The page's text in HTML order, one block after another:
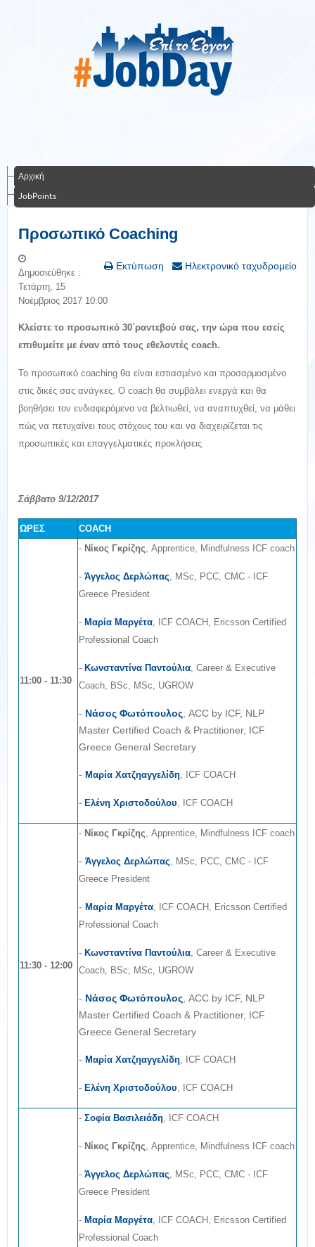
Αρχική
JobPoints
Προσωπικό Coaching
Εκτύπωση Ηλεκτρονικό ταχυδρομείο
Δημοσιεύθηκε :
Τετάρτη, 15
Νοέμβριος 2017 10:00
Κλείστε το προσωπικό 30΄ραντεβού σας, την ώρα που εσείς
επιθυμείτε με έναν από τους εθελοντές coach.
Το προσωπικό coaching θα είναι εστιασμένο και προσαρμοσμένο
στις δικές σας ανάγκες. Ο coach θα συμβάλει ενεργά και θα
βοηθήσει τον ενδιαφερόμενο να βελτιωθεί, να αναπτυχθεί, να μάθει
πώς να πετυχαίνει τους στόχους του και να διαχειρίζεται τις
προσωπικές και επαγγελματικές προκλήσεις
Σάββατο 9/12/2017
ΩΡΕΣ COACH
11:00 - 11:30
- Νίκος Γκρίζης, Apprentice, Mindfulness ICF coach
- Άγγελος Δερλώπας, MSc, PCC, CMC - ICF
Greece President
- Μαρία Μαργέτα, ICF COACH, Ericsson Certified
Professional Coach
- Κωνσταντίνα Παντούλια, Career & Executive
Coach, BSc, MSc, UGROW
- Νάσος Φωτόπουλος , ACC by ICF, NLP
Master Certified Coach & Practitioner, ICF
Greece General Secretary
- Μαρία Χατζηαγγελίδη, ICF COACH
- Ελένη Χριστοδούλου, ICF COACH
11:30 - 12:00
- Νίκος Γκρίζης, Apprentice, Mindfulness ICF coach
- Άγγελος Δερλώπας, MSc, PCC, CMC - ICF
Greece President
- Μαρία Μαργέτα, ICF COACH, Ericsson Certified
Professional Coach
- Κωνσταντίνα Παντούλια, Career & Executive
Coach, BSc, MSc, UGROW
- Νάσος Φωτόπουλος , ACC by ICF, NLP
Master Certified Coach & Practitioner, ICF
Greece General Secretary
- Μαρία Χατζηαγγελίδη, ICF COACH
- Ελένη Χριστοδούλου, ICF COACH
- Σοφία Βασιλειάδη, ICF COACH
- Νίκος Γκρίζης, Apprentice, Mindfulness ICF coach
- Άγγελος Δερλώπας, MSc, PCC, CMC - ICF
Greece President
- Μαρία Μαργέτα, ICF COACH, Ericsson Certified
Professional Coach